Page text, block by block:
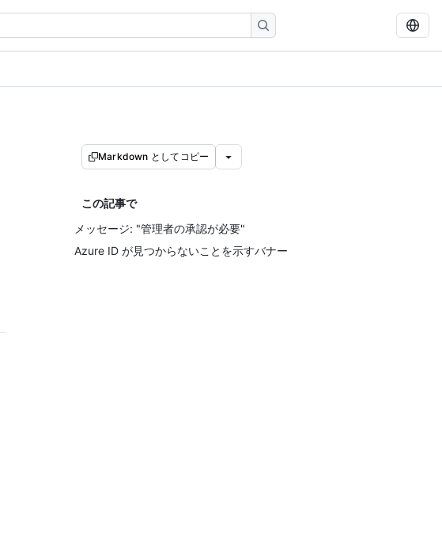
Markdown としてコピー
この記事で
メッセージ: "管理者の承認が必要"
Azure ID が見つからないことを示すバナー